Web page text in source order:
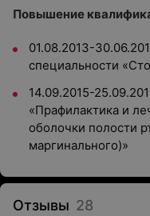
Повышение
01.08.2013-
специальности
14.09.2015-
«Прафилактика и
оболочки полости
маргинального)»
Отзывы 28